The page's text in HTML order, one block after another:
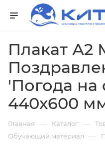
Плакат А2
'Погода на
440х600
Главная — Каталог —
Обучающий материал —